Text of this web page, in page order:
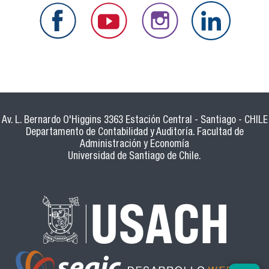
Av. L. Bernardo O'Higgins 3363 Estación Central - Santiago - CHILE
Departamento de Contabilidad y Auditoría. Facultad de
Administración y Economía
Universidad de Santiago de Chile.